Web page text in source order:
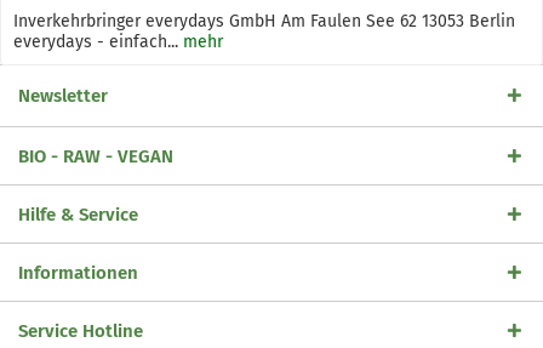
Inverkehrbringer everydays GmbH Am Faulen See 62 13053 Berlin
everydays - einfach... mehr
Newsletter
BIO - RAW - VEGAN
Hilfe & Service
Informationen
Service Hotline